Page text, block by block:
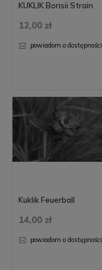
KUKLIK Borisii Strain
12,00 zł
powiadom o dostępności
Kuklik Feuerball
14,00 zł
powiadom o dostępności